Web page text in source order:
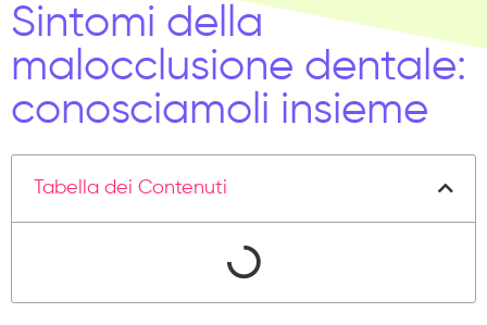
Sintomi della
malocclusione dentale:
conosciamoli insieme
Tabella dei Contenuti